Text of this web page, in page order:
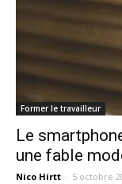
Former le travailleur
Le
une fable
Nico Hirtt - 5 octobre